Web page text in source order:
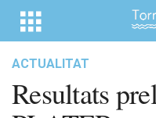
ACTUALITAT
Resultats